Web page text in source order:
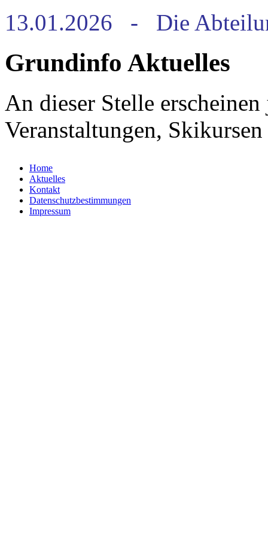
13.01.2026 - Die
Grundinfo Aktuelles
An dieser Stelle
Veranstaltungen,
Home
Aktuelles
Kontakt
Datenschutzbestimmungen
Impressum